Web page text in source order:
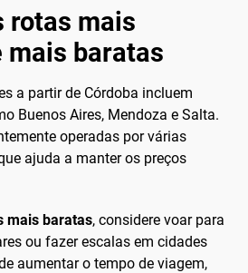
rotas mais
mais baratas
a partir de Córdoba incluem
Buenos Aires, Mendoza e Salta.
operadas por várias
ajuda a manter os preços
mais baratas, considere voar para
ou fazer escalas em cidades
aumentar o tempo de viagem,